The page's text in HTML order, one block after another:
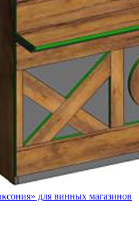
для винных магазинов